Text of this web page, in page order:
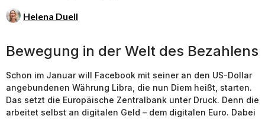
Helena Duell
Bewegung in der Welt des Bezahlens
Schon im Januar will Facebook mit seiner an den US-Dollar
angebundenen Währung Libra, die nun Diem heißt, starten.
Das setzt die Europäische Zentralbank unter Druck. Denn die
arbeitet selbst an digitalen Geld – dem digitalen Euro. Dabei